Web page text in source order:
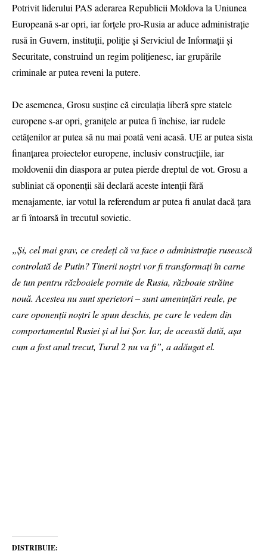
Potrivit liderului PAS aderarea Republicii Moldova la Uniunea
Europeană s-ar opri, iar forțele pro-Rusia ar aduce administrație
rusă în Guvern, instituții, poliție și Serviciul de Informații și
Securitate, construind un regim polițienesc, iar grupările
criminale ar putea reveni la putere.
De asemenea, Grosu susţine că circulația liberă spre statele
europene s-ar opri, granițele ar putea fi închise, iar rudele
cetățenilor ar putea să nu mai poată veni acasă. UE ar putea sista
finanțarea proiectelor europene, inclusiv construcțiile, iar
moldovenii din diaspora ar putea pierde dreptul de vot. Grosu a
subliniat că oponenții săi declară aceste intenții fără
menajamente, iar votul la referendum ar putea fi anulat dacă țara
ar fi întoarsă în trecutul sovietic.
„Și, cel mai grav, ce credeți că va face o administrație rusească
controlată de Putin? Tinerii noștri vor fi transformați în carne
de tun pentru războaiele pornite de Rusia, războaie străine
nouă. Acestea nu sunt sperietori – sunt amenințări reale, pe
care oponenții noștri le spun deschis, pe care le vedem din
comportamentul Rusiei și al lui Șor. Iar, de această dată, așa
cum a fost anul trecut, Turul 2 nu va fi”, a adăugat el.
DISTRIBUIE: